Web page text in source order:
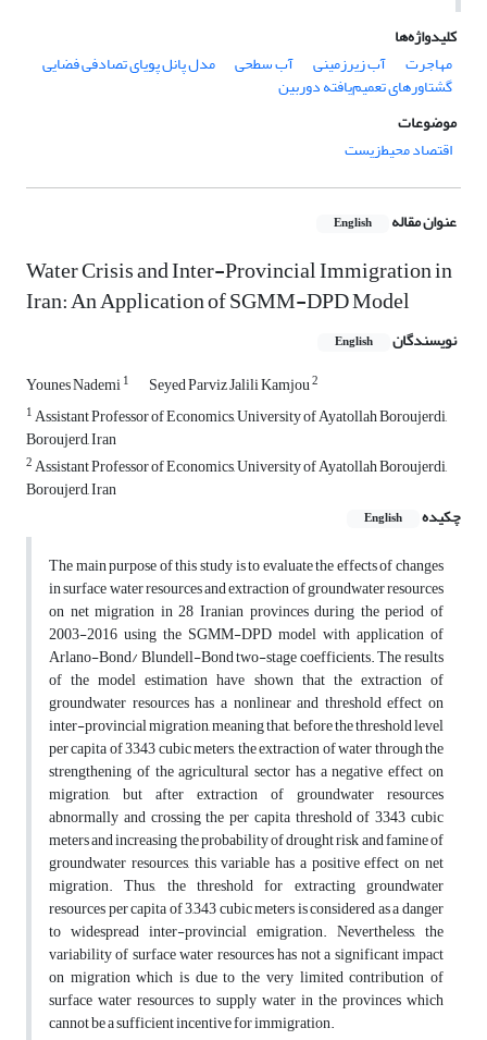
کلیدواژه‌ها
مهاجرت
آب زیرزمینی آب سطحی مدل پانل پویای تصادفی فضایی
گشتاورهای تعمیم‌یافته دوربین
موضوعات
اقتصاد محیط‌زیست
عنوان مقاله English
Water Crisis and Inter-Provincial Immigration in
Iran: An Application of SGMM-DPD Model
نویسندگان English
Younes Nademi1 Seyed Parviz Jalili Kamjou2
1Assistant Professor of Economics, University of Ayatollah Boroujerdi,
Boroujerd, Iran
2Assistant Professor of Economics, University of Ayatollah Boroujerdi,
Boroujerd, Iran
چکیده
English
The main purpose of this study is to evaluate the effects of changes
in surface water resources and extraction of groundwater resources
on net migration in 28 Iranian provinces during the period of
2003-2016 using the SGMM-DPD model with application of
Arlano-Bond/ Blundell-Bond two-stage coefficients. The results
of the model estimation have shown that the extraction of
groundwater resources has a nonlinear and threshold effect on
inter-provincial migration, meaning that, before the threshold level
per capita of 3343 cubic meters, the extraction of water through the
strengthening of the agricultural sector has a negative effect on
migration, but after extraction of groundwater resources
abnormally and crossing the per capita threshold of 3343 cubic
meters and increasing the probability of drought risk and famine of
groundwater resources, this variable has a positive effect on net
migration. Thus, the threshold for extracting groundwater
resources per capita of 3,343 cubic meters is considered as a danger
to widespread inter-provincial emigration. Nevertheless, the
variability of surface water resources has not a significant impact
on migration which is due to the very limited contribution of
surface water resources to supply water in the provinces which
cannot be a sufficient incentive for immigration.